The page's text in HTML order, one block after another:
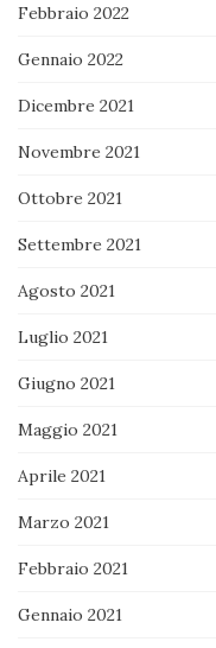
Febbraio 2022
Gennaio 2022
Dicembre 2021
Novembre 2021
Ottobre 2021
Settembre 2021
Agosto 2021
Luglio 2021
Giugno 2021
Maggio 2021
Aprile 2021
Marzo 2021
Febbraio 2021
Gennaio 2021